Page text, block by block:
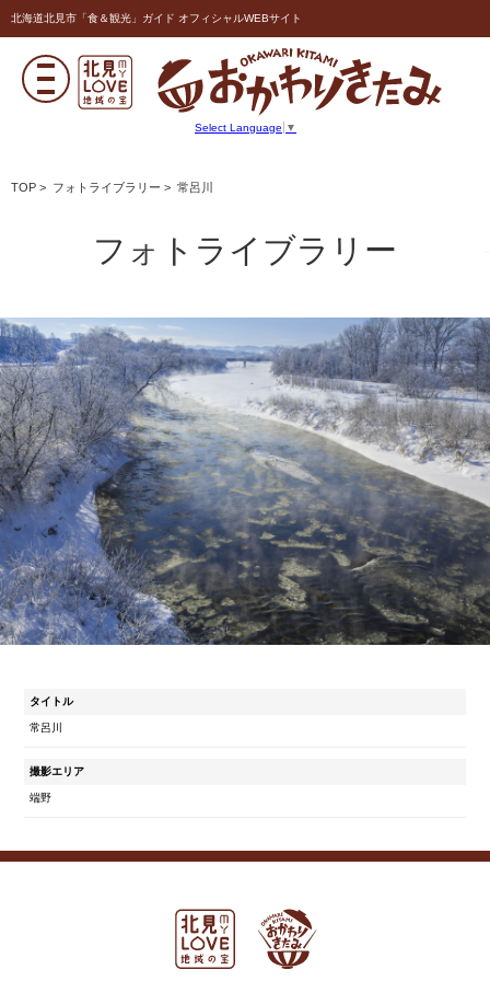
北海道北見市「食＆観光」ガイド オフィシャルWEBサイト
Select Language ▼
TOP > フォトライブラリー > 常呂川
フォトライブラリー
タイトル
常呂川
撮影エリア
端野